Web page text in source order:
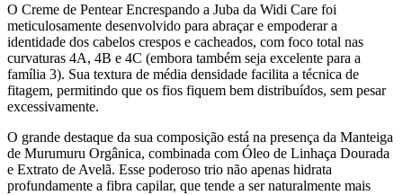
O Creme de Pentear Encrespando a Juba da Widi Care foi
meticulosamente desenvolvido para abraçar e empoderar a
identidade dos cabelos crespos e cacheados, com foco total nas
curvaturas 4A, 4B e 4C (embora também seja excelente para a
família 3). Sua textura de média densidade facilita a técnica de
fitagem, permitindo que os fios fiquem bem distribuídos, sem pesar
excessivamente.
O grande destaque da sua composição está na presença da Manteiga
de Murumuru Orgânica, combinada com Óleo de Linhaça Dourada
e Extrato de Avelã. Esse poderoso trio não apenas hidrata
profundamente a fibra capilar, que tende a ser naturalmente mais